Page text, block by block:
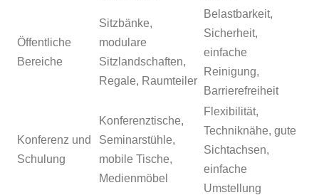
Öffentliche
Bereiche
Sitzbänke,
modulare
Sitzlandschaften,
Regale, Raumteiler
Belastbarkeit,
Sicherheit,
einfache
Reinigung,
Barrierefreiheit
Konferenz und
Schulung
Konferenztische,
Seminarstühle,
mobile Tische,
Medienmöbel
Flexibilität,
Techniknähe, gute
Sichtachsen,
einfache
Umstellung